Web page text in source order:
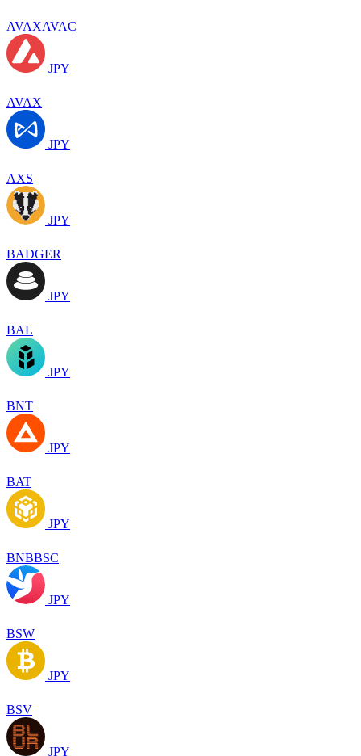
AVAXAVAC
JPY
AVAX
JPY
AXS
JPY
BADGER
JPY
BAL
JPY
BNT
JPY
BAT
JPY
BNBBSC
JPY
BSW
JPY
BSV
JPY